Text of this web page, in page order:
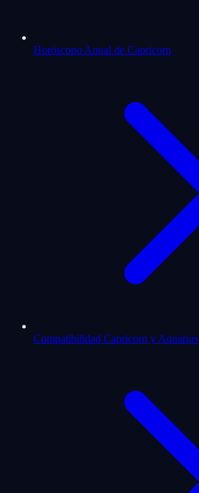
Horóscopo Anual de Capricorn
Compatibilidad Capricorn y Aquarius